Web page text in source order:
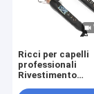
Ricci per capelli
professionali
Rivestimento